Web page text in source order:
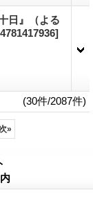
日』（よる
(30件/2087件)
»